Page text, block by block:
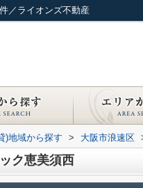
／ライオンズ不動産
)地域から探す > 大阪市浪速区
ク恵美須西